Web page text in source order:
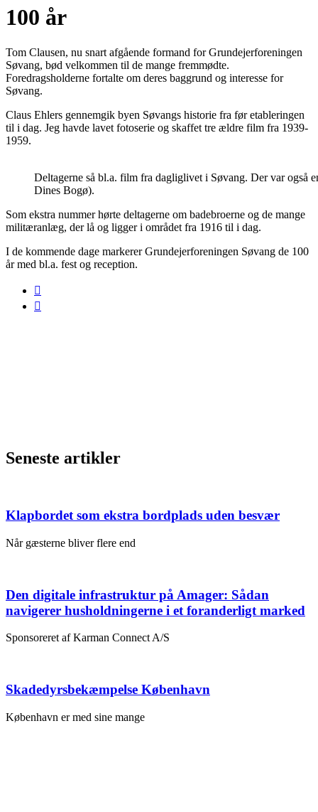
100 år
Tom Clausen, nu snart afgående formand for Grundejerforeningen
Søvang, bød velkommen til de mange fremmødte.
Foredragsholderne fortalte om deres baggrund og interesse for
Søvang.
Claus Ehlers gennemgik byen Søvangs historie fra før etableringen
til i dag. Jeg havde lavet fotoserie og skaffet tre ældre film fra 1939-
1959.
Deltagerne så bl.a. film fra dagliglivet i Søvang. Der var også
Dines Bogø).
Som ekstra nummer hørte deltagerne om badebroerne og de mange
militæranlæg, der lå og ligger i området fra 1916 til i dag.
I de kommende dage markerer Grundejerforeningen Søvang de 100
år med bl.a. fest og reception.
Seneste artikler
Klapbordet som ekstra bordplads uden besvær
Når gæsterne bliver flere end
Den digitale infrastruktur på Amager: Sådan
navigerer husholdningerne i et foranderligt marked
Sponsoreret af Karman Connect A/S
Skadedyrsbekæmpelse København
København er med sine mange